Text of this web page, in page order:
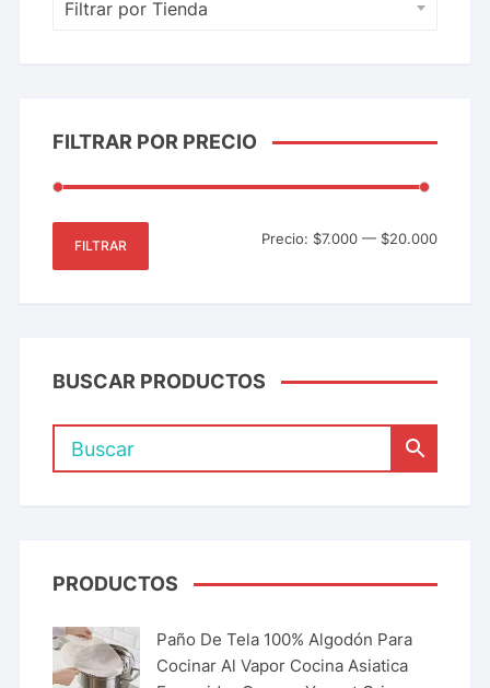
Filtrar por Tienda
FILTRAR POR PRECIO
FILTRAR Precio: $7.000— $20.000
BUSCAR PRODUCTOS
PRODUCTOS
Paño De Tela 100% Algodón Para
Cocinar Al Vapor Cocina Asiatica